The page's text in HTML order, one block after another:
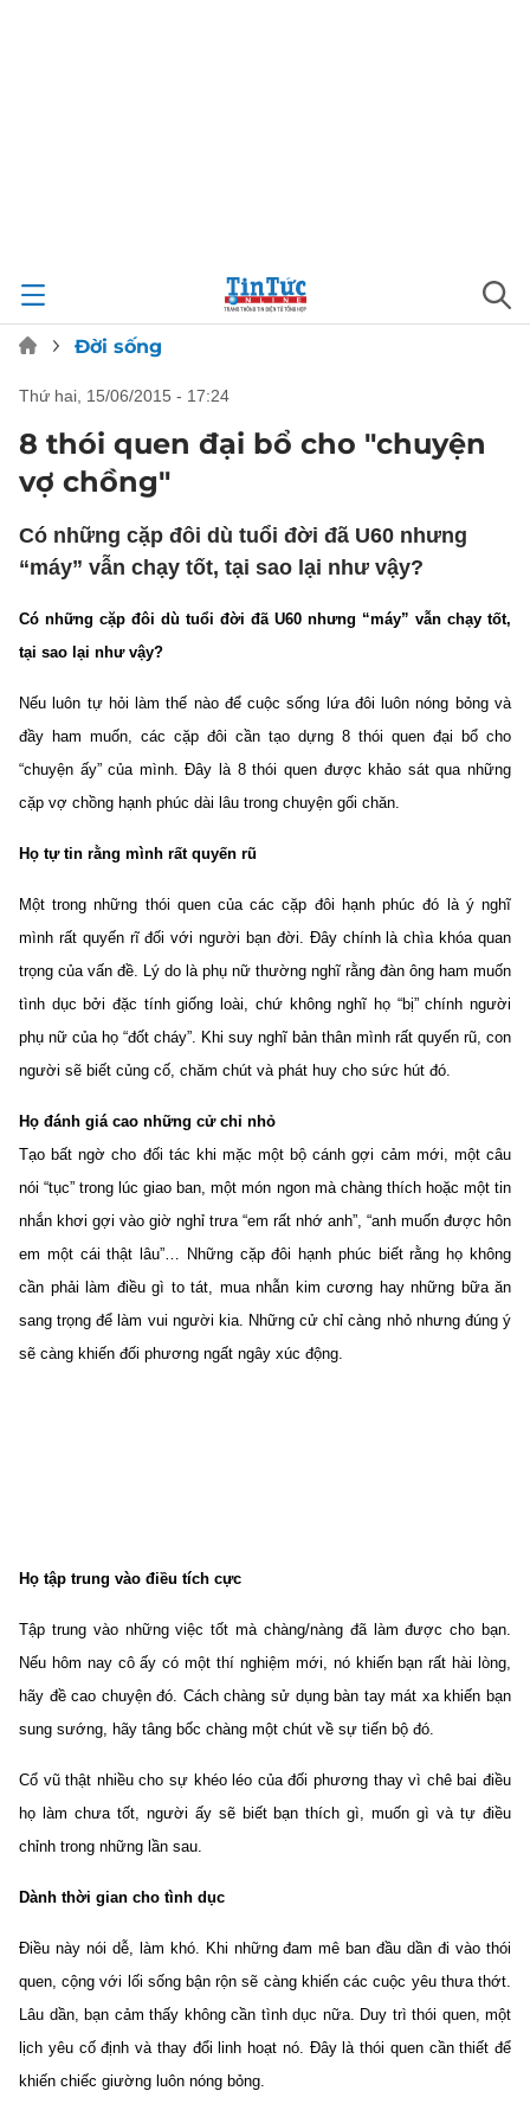
Đời sống
thứ hai, 15/06/2015 - 17:24
8 thói quen đại bổ cho "chuyện
vợ chồng"
Có những cặp đôi dù tuổi đời đã U60 nhưng
“máy” vẫn chạy tốt, tại sao lại như vậy?
Có những cặp đôi dù tuổi đời đã U60 nhưng “máy” vẫn chạy tốt,
tại sao lại như vậy?
Nếu luôn tự hỏi làm thế nào để cuộc sống lứa đôi luôn nóng bỏng và
đầy ham muốn, các cặp đôi cần tạo dựng 8 thói quen đại bổ cho
“chuyện ấy” của mình. Đây là 8 thói quen được khảo sát qua những
cặp vợ chồng hạnh phúc dài lâu trong chuyện gối chăn.
Họ tự tin rằng mình rất quyến rũ
Một trong những thói quen của các cặp đôi hạnh phúc đó là ý nghĩ
mình rất quyến rĩ đối với người bạn đời. Đây chính là chìa khóa quan
trọng của vấn đề. Lý do là phụ nữ thường nghĩ rằng đàn ông ham muốn
tình dục bởi đặc tính giống loài, chứ không nghĩ họ “bị” chính người
phụ nữ của họ “đốt cháy”. Khi suy nghĩ bản thân mình rất quyến rũ, con
người sẽ biết củng cố, chăm chút và phát huy cho sức hút đó.
Họ đánh giá cao những cử chỉ nhỏ
Tạo bất ngờ cho đối tác khi mặc một bộ cánh gợi cảm mới, một câu
nói “tục” trong lúc giao ban, một món ngon mà chàng thích hoặc một tin
nhắn khơi gợi vào giờ nghỉ trưa “em rất nhớ anh”, “anh muốn được hôn
em một cái thật lâu”… Những cặp đôi hạnh phúc biết rằng họ không
cần phải làm điều gì to tát, mua nhẫn kim cương hay những bữa ăn
sang trọng để làm vui người kia. Những cử chỉ càng nhỏ nhưng đúng ý
sẽ càng khiến đối phương ngất ngây xúc động.
Họ tập trung vào điều tích cực
Tập trung vào những việc tốt mà chàng/nàng đã làm được cho bạn.
Nếu hôm nay cô ấy có một thí nghiệm mới, nó khiến bạn rất hài lòng,
hãy đề cao chuyện đó. Cách chàng sử dụng bàn tay mát xa khiến bạn
sung sướng, hãy tâng bốc chàng một chút về sự tiến bộ đó.
Cổ vũ thật nhiều cho sự khéo léo của đối phương thay vì chê bai điều
họ làm chưa tốt, người ấy sẽ biết bạn thích gì, muốn gì và tự điều
chỉnh trong những lần sau.
Dành thời gian cho tình dục
Điều này nói dễ, làm khó. Khi những đam mê ban đầu dần đi vào thói
quen, cộng với lối sống bận rộn sẽ càng khiến các cuộc yêu thưa thớt.
Lâu dần, bạn cảm thấy không cần tình dục nữa. Duy trì thói quen, một
lịch yêu cố định và thay đổi linh hoạt nó. Đây là thói quen cần thiết để
khiến chiếc giường luôn nóng bỏng.